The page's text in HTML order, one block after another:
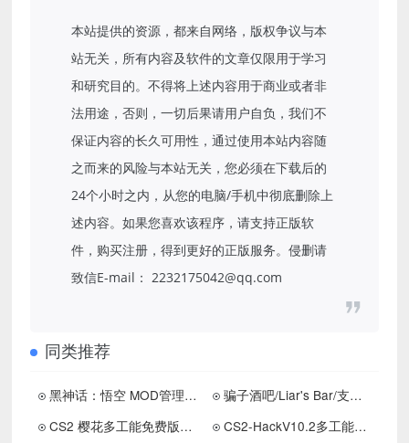
本站提供的资源，都来自网络，版权争议与本
站无关，所有内容及软件的文章仅限用于学习
和研究目的。不得将上述内容用于商业或者非
法用途，否则，一切后果请用户自负，我们不
保证内容的长久可用性，通过使用本站内容随
之而来的风险与本站无关，您必须在下载后的
24个小时之内，从您的电脑/手机中彻底删除上
述内容。如果您喜欢该程序，请支持正版软
件，购买注册，得到更好的正版服务。侵删请
致信E-mail： 2232175042@qq.com
同类推荐
黑神话：悟空 MOD管理器V4.6 一键安装无需手动（大量MOD）
骗子酒吧/Liar's Bar/支持网络联机/休闲益智
CS2 樱花多工能免费版助手工具下载 更新置顶
CS2-HackV10.2多工能免费版助手下载 更新置顶